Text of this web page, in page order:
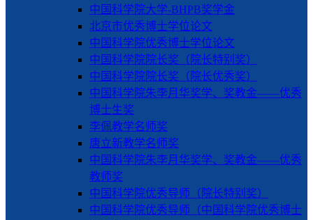
中国科学院大学-BHPB奖学金
北京市优秀博士学位论文
中国科学院优秀博士学位论文
中国科学院院长奖（院长特别奖）
中国科学院院长奖（院长优秀奖）
中国科学院朱李月华奖学、奖教金——优秀
博士生奖
李佩教学名师奖
唐立新教学名师奖
中国科学院朱李月华奖学、奖教金——优秀
教师奖
中国科学院优秀导师（院长特别奖）
中国科学院优秀导师（中国科学院优秀博士